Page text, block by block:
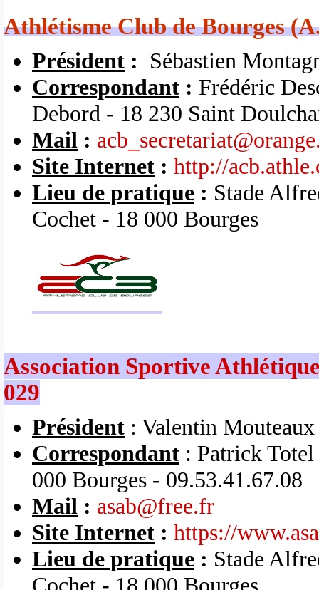
Athlétisme Club de Bourges
Président : Sébastien
Correspondant : Frédéric
Debord - 18 230 Saint
Mail :
Site Internet : http://
Lieu de pratique : Stade
Cochet - 18 000 Bourges
Association Sportive
029
Président : Valentin Mouteaux
Correspondant : Patrick
000 Bourges - 09.53.41.67.08
Mail : asab@free.fr
Site Internet : https://
Lieu de pratique : Stade